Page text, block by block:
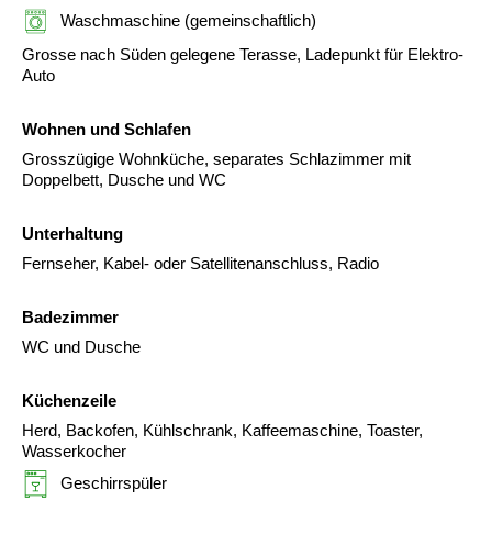
Waschmaschine (gemeinschaftlich)
Grosse nach Süden gelegene Terasse, Ladepunkt für Elektro-
Auto
Wohnen und Schlafen
Grosszügige Wohnküche, separates Schlazimmer mit
Doppelbett, Dusche und WC
Unterhaltung
Fernseher, Kabel- oder Satellitenanschluss, Radio
Badezimmer
WC und Dusche
Küchenzeile
Herd, Backofen, Kühlschrank, Kaffeemaschine, Toaster,
Wasserkocher
Geschirrspüler